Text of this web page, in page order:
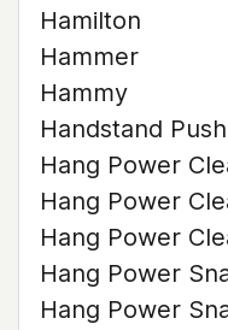
Hamilton
Hammer
Hammy
Handstand
Hang Power
Hang Power
Hang Power
Hang Power
Hang Power